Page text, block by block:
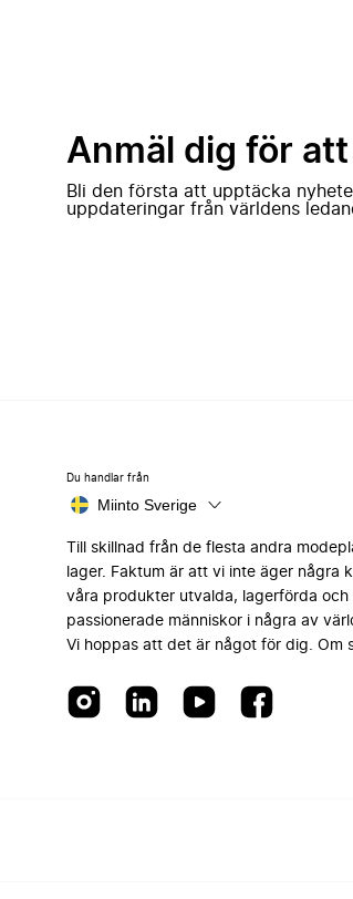
Anmäl dig för
Bli den första att upptäcka
uppdateringar från världens
Du handlar från
Miinto Sverige
Till skillnad från de flesta andra
lager. Faktum är att vi inte äger några
våra produkter utvalda, lagerförda
passionerade människor i några av
Vi hoppas att det är något för dig. Om